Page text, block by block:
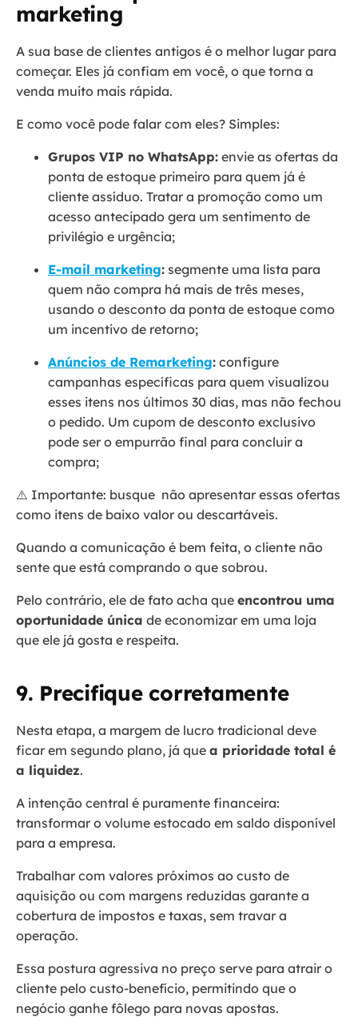
marketing
A sua base de clientes antigos é o melhor lugar para
começar. Eles já confiam em você, o que torna a
venda muito mais rápida.
E como você pode falar com eles? Simples:
Grupos VIP no WhatsApp: envie as ofertas da
ponta de estoque primeiro para quem já é
cliente assíduo. Tratar a promoção como um
acesso antecipado gera um sentimento de
privilégio e urgência;
E-mail marketing: segmente uma lista para
quem não compra há mais de três meses,
usando o desconto da ponta de estoque como
um incentivo de retorno;
Anúncios de Remarketing: configure
campanhas específicas para quem visualizou
esses itens nos últimos 30 dias, mas não fechou
o pedido. Um cupom de desconto exclusivo
pode ser o empurrão final para concluir a
compra;
⚠️ Importante: busque não apresentar essas ofertas
como itens de baixo valor ou descartáveis.
Quando a comunicação é bem feita, o cliente não
sente que está comprando o que sobrou.
Pelo contrário, ele de fato acha que encontrou uma
oportunidade única de economizar em uma loja
que ele já gosta e respeita.
9. Precifique corretamente
Nesta etapa, a margem de lucro tradicional deve
ficar em segundo plano, já que a prioridade total é
a liquidez.
A intenção central é puramente financeira:
transformar o volume estocado em saldo disponível
para a empresa.
Trabalhar com valores próximos ao custo de
aquisição ou com margens reduzidas garante a
cobertura de impostos e taxas, sem travar a
operação.
Essa postura agressiva no preço serve para atrair o
cliente pelo custo-benefício, permitindo que o
negócio ganhe fôlego para novas apostas.